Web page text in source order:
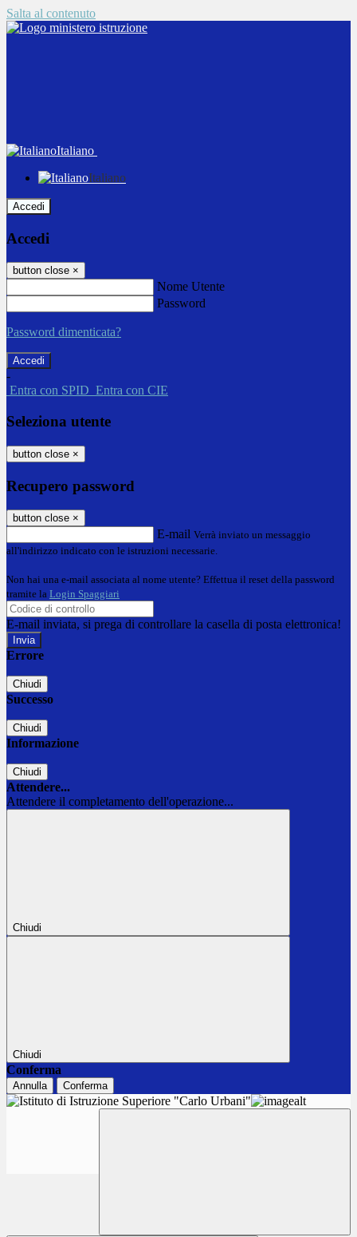
Salta al contenuto
Italiano
Italiano
Accedi
Accedi
button close ×
Nome Utente
Password
Password dimenticata?
-
Entra con SPID Entra con CIE
Seleziona utente
button close ×
Recupero password
button close ×
E-mail Verrà inviato un messaggio
all'indirizzo indicato con le istruzioni necessarie.
Non hai una e-mail associata al nome utente? Effettua il reset della password
tramite la Login Spaggiari
E-mail inviata, si prega di controllare la casella di posta elettronica!
Errore
Chiudi
Successo
Chiudi
Informazione
Chiudi
Attendere...
Attendere il completamento dell'operazione...
Chiudi
Chiudi
Conferma
Annulla Conferma